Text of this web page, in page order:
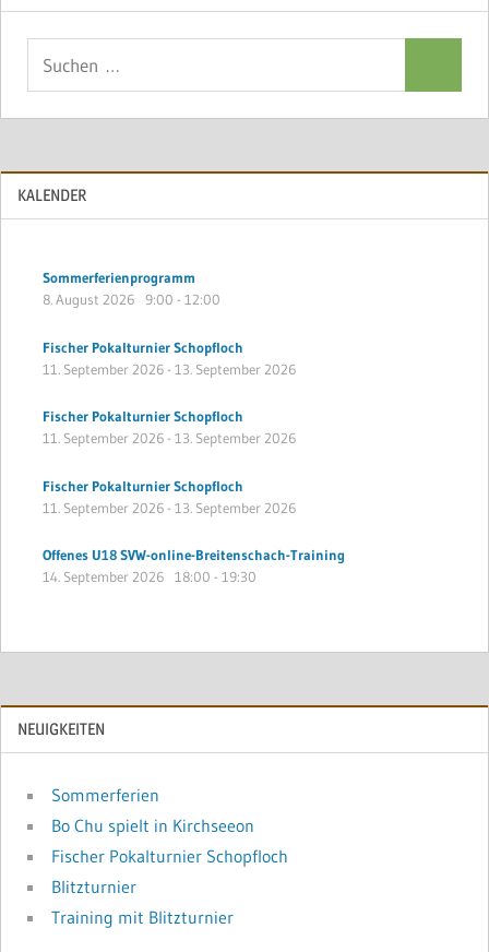
KALENDER
Sommerferienprogramm
8. August 2026 9:00 - 12:00
Fischer Pokalturnier Schopfloch
11. September 2026- 13. September 2026
Fischer Pokalturnier Schopfloch
11. September 2026- 13. September 2026
Fischer Pokalturnier Schopfloch
11. September 2026- 13. September 2026
Offenes U18 SVW-online-Breitenschach-Training
14. September 2026 18:00 - 19:30
NEUIGKEITEN
Sommerferien
Bo Chu spielt in Kirchseeon
Fischer Pokalturnier Schopfloch
Blitzturnier
Training mit Blitzturnier